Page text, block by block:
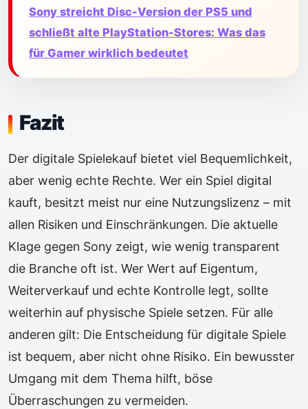
Sony streicht Disc-Version der PS5 und
schließt alte PlayStation-Stores: Was das
für Gamer wirklich bedeutet
Fazit
Der digitale Spielekauf bietet viel Bequemlichkeit,
aber wenig echte Rechte. Wer ein Spiel digital
kauft, besitzt meist nur eine Nutzungslizenz – mit
allen Risiken und Einschränkungen. Die aktuelle
Klage gegen Sony zeigt, wie wenig transparent
die Branche oft ist. Wer Wert auf Eigentum,
Weiterverkauf und echte Kontrolle legt, sollte
weiterhin auf physische Spiele setzen. Für alle
anderen gilt: Die Entscheidung für digitale Spiele
ist bequem, aber nicht ohne Risiko. Ein bewusster
Umgang mit dem Thema hilft, böse
Überraschungen zu vermeiden.